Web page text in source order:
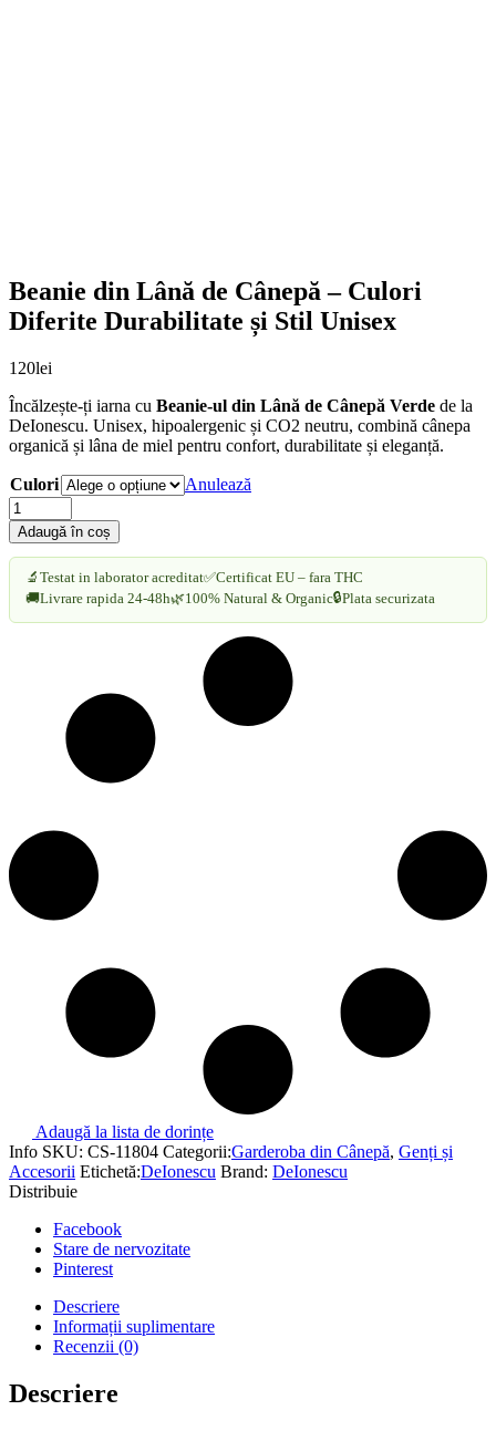
Beanie din Lână de Cânepă – Culori
Diferite Durabilitate și Stil Unisex
120lei
Încălzește-ți iarna cu Beanie-ul din Lână de Cânepă Verde de la
DeIonescu. Unisex, hipoalergenic și CO2 neutru, combină cânepa
organică și lâna de miel pentru confort, durabilitate și eleganță.
Culori
Anulează
Beanie
din
Lână
de
Cânepă
Culori
Adaugă în coș
🔬 Testat in laborator acreditat✅Certificat EU – fara THC
🚚Livrare rapida 24-48h🌿100% Natural & Organic🔒Plata securizata
Adaugă la lista de dorințe
Info SKU: CS-11804 Categorii:Garderoba din Cânepă, Genți și
Accesorii Etichetă:DeIonescu Brand: DeIonescu
Distribuie
Facebook
Stare de nervozitate
Pinterest
Descriere
Informații suplimentare
Recenzii (0)
Descriere